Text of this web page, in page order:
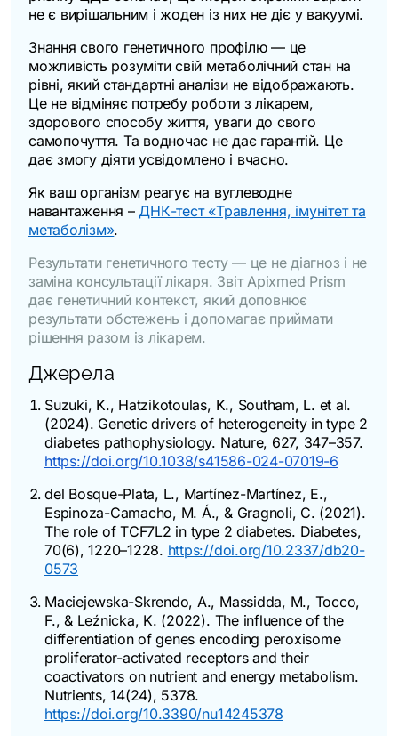
не є вирішальним і жоден із них не діє у вакуумі.
Знання свого генетичного профілю — це
можливість розуміти свій метаболічний стан на
рівні, який стандартні аналізи не відображають.
Це не відміняє потребу роботи з лікарем,
здорового способу життя, уваги до свого
самопочуття. Та водночас не дає гарантій. Це
дає змогу діяти усвідомлено і вчасно.
Як ваш організм реагує на вуглеводне
навантаження – ДНК-тест «Травлення, імунітет та
метаболізм».
Результати генетичного тесту — це не діагноз і не
заміна консультації лікаря. Звіт Apixmed Prism
дає генетичний контекст, який доповнює
результати обстежень і допомагає приймати
рішення разом із лікарем.
Джерела
Suzuki, K., Hatzikotoulas, K., Southam, L. et al.
(2024). Genetic drivers of heterogeneity in type 2
diabetes pathophysiology. Nature, 627, 347–357.
https://doi.org/10.1038/s41586-024-07019-6
del Bosque-Plata, L., Martínez-Martínez, E.,
Espinoza-Camacho, M. Á., & Gragnoli, C. (2021).
The role of TCF7L2 in type 2 diabetes. Diabetes,
70(6), 1220–1228. https://doi.org/10.2337/db20-
0573
Maciejewska-Skrendo, A., Massidda, M., Tocco,
F., & Leźnicka, K. (2022). The influence of the
differentiation of genes encoding peroxisome
proliferator-activated receptors and their
coactivators on nutrient and energy metabolism.
Nutrients, 14(24), 5378.
https://doi.org/10.3390/nu14245378